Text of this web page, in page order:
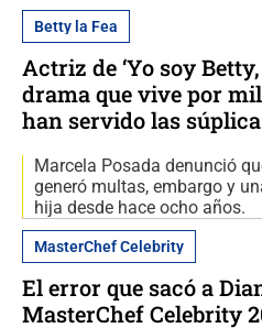
Betty la Fea
Actriz de ‘Yo soy
drama que vive por
han servido las
Marcela Posada denunció
generó multas, embargo y
hija desde hace ocho años.
MasterChef Celebrity
El error que sacó a
MasterChef Celebrity